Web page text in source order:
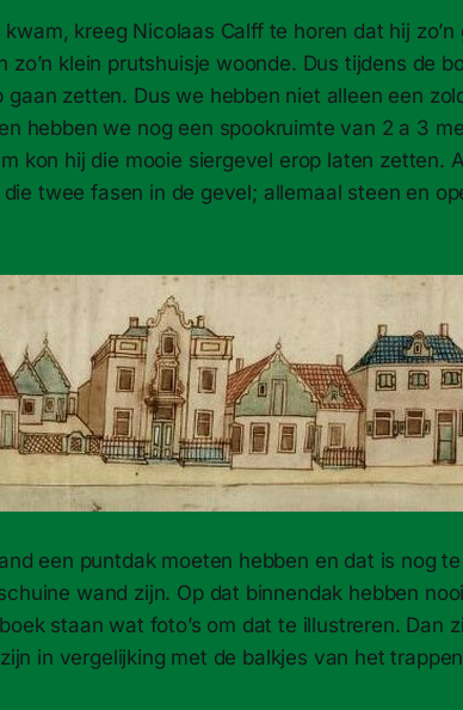
kreeg Nicolaas Calff te horen dat hij zo’n
zo’n klein prutshuisje woonde. Dus tijdens de
gaan zetten. Dus we hebben niet alleen een
hebben we nog een spookruimte van 2 a 3
kon hij die mooie siergevel erop laten zetten.
twee fasen in de gevel; allemaal steen en
een puntdak moeten hebben en dat is nog
wand zijn. Op dat binnendak hebben
staan wat foto’s om dat te illustreren. Dan
in vergelijking met de balkjes van het